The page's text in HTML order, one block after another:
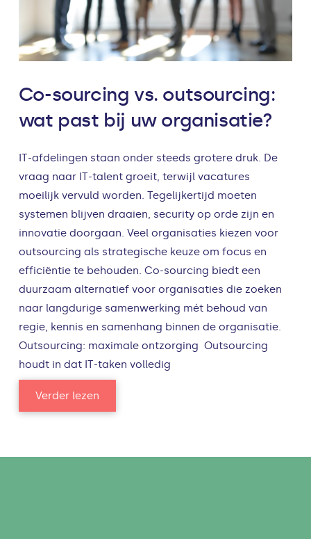
Co-sourcing vs. outsourcing:
wat past bij uw organisatie?
IT-afdelingen staan onder steeds grotere druk. De
vraag naar IT-talent groeit, terwijl vacatures
moeilijk vervuld worden. Tegelijkertijd moeten
systemen blijven draaien, security op orde zijn en
innovatie doorgaan. Veel organisaties kiezen voor
outsourcing als strategische keuze om focus en
efficiëntie te behouden. Co-sourcing biedt een
duurzaam alternatief voor organisaties die zoeken
naar langdurige samenwerking mét behoud van
regie, kennis en samenhang binnen de organisatie.
Outsourcing: maximale ontzorging Outsourcing
houdt in dat IT-taken volledig
Verder lezen